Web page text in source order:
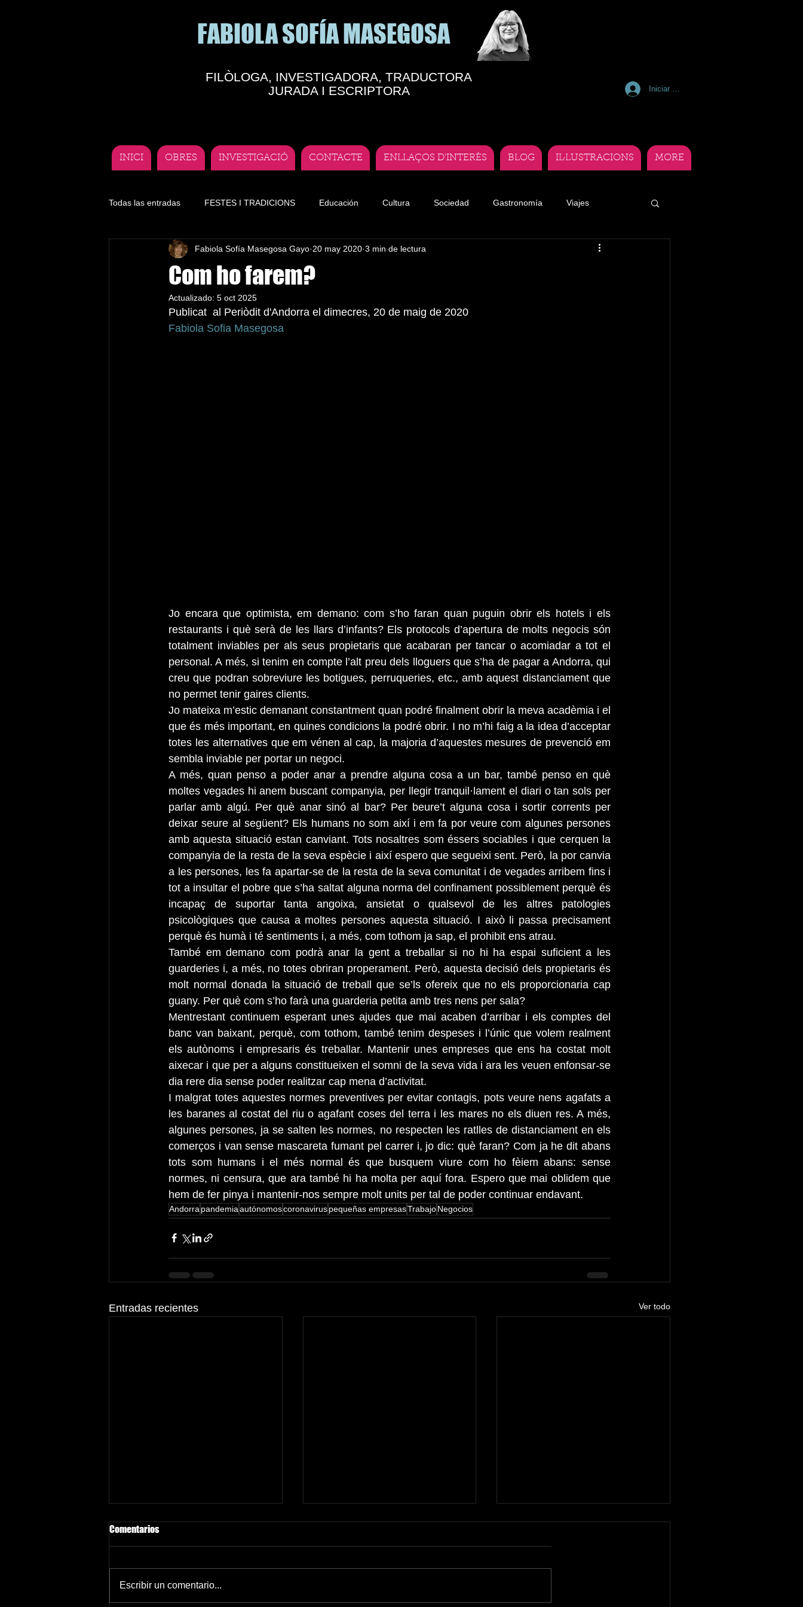
FABIOLA SOFÍA MASEGOSA
FILÒLOGA, INVESTIGADORA, TRADUCTORA
JURADA I ESCRIPTORA
Iniciar sesión
INICI OBRES INVESTIGACIÓ CONTACTE ENLLAÇOS D'INTERÈS BLOG IL·LUSTRACIONS MORE
Todas las entradas FESTES I TRADICIONS Educación Cultura Sociedad Gastronomía Viajes
Literatura Lengua Deporte Teatro andorrano
Com ho farem?
Fabiola Sofía Masegosa Gayo 20 may 2020 3 min de lectura
Actualizado: 5 oct 2025
Publicat  al Periòdit d'Andorra el dimecres, 20 de maig de 2020
Fabiola Sofia Masegosa
Jo encara que optimista, em demano: com s’ho faran quan puguin obrir els hotels i els
restaurants i què serà de les llars d’infants? Els protocols d’apertura de molts negocis són
totalment inviables per als seus propietaris que acabaran per tancar o acomiadar a tot el
personal. A més, si tenim en compte l’alt preu dels lloguers que s’ha de pagar a Andorra, qui
creu que podran sobreviure les botigues, perruqueries, etc., amb aquest distanciament que
no permet tenir gaires clients.
Jo mateixa m’estic demanant constantment quan podré finalment obrir la meva acadèmia i el
que és més important, en quines condicions la podré obrir. I no m’hi faig a la idea d’acceptar
totes les alternatives que em vénen al cap, la majoria d’aquestes mesures de prevenció em
sembla inviable per portar un negoci.
A més, quan penso a poder anar a prendre alguna cosa a un bar, també penso en què
moltes vegades hi anem buscant companyia, per llegir tranquil·lament el diari o tan sols per
parlar amb algú. Per què anar sinó al bar? Per beure’t alguna cosa i sortir corrents per
deixar seure al següent? Els humans no som així i em fa por veure com algunes persones
amb aquesta situació estan canviant. Tots nosaltres som éssers sociables i que cerquen la
companyia de la resta de la seva espècie i així espero que segueixi sent. Però, la por canvia
a les persones, les fa apartar-se de la resta de la seva comunitat i de vegades arribem fins i
tot a insultar el pobre que s’ha saltat alguna norma del confinament possiblement perquè és
incapaç de suportar tanta angoixa, ansietat o qualsevol de les altres patologies
psicològiques que causa a moltes persones aquesta situació. I això li passa precisament
perquè és humà i té sentiments i, a més, com tothom ja sap, el prohibit ens atrau.
També em demano com podrà anar la gent a treballar si no hi ha espai suficient a les
guarderies i, a més, no totes obriran properament. Però, aquesta decisió dels propietaris és
molt normal donada la situació de treball que se’ls ofereix que no els proporcionaria cap
guany. Per què com s’ho farà una guarderia petita amb tres nens per sala?
Mentrestant continuem esperant unes ajudes que mai acaben d’arribar i els comptes del
banc van baixant, perquè, com tothom, també tenim despeses i l’únic que volem realment
els autònoms i empresaris és treballar. Mantenir unes empreses que ens ha costat molt
aixecar i que per a alguns constitueixen el somni de la seva vida i ara les veuen enfonsar-se
dia rere dia sense poder realitzar cap mena d’activitat.
I malgrat totes aquestes normes preventives per evitar contagis, pots veure nens agafats a
les baranes al costat del riu o agafant coses del terra i les mares no els diuen res. A més,
algunes persones, ja se salten les normes, no respecten les ratlles de distanciament en els
comerços i van sense mascareta fumant pel carrer i, jo dic: què faran? Com ja he dit abans
tots som humans i el més normal és que busquem viure com ho fèiem abans: sense
normes, ni censura, que ara també hi ha molta per aquí fora. Espero que mai oblidem que
hem de fer pinya i mantenir-nos sempre molt units per tal de poder continuar endavant.
Andorra pandemiaautónomoscoronaviruspequeñas empresasTrabajoNegocios
Entradas recientes Ver todo
Com superar la decepció
Comentarios
Escribir un comentario...